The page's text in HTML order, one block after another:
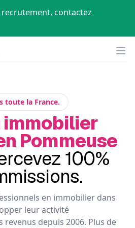
contactez
toute la France.
immobilier
Pommeuse
100%
en immobilier dans
leur activité
depuis 2006. Plus de